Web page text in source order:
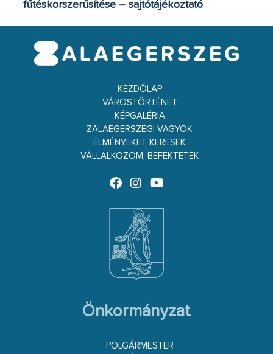
fűtéskorszerűsítése – sajtótájékoztató
KEZDŐLAP
VÁROSTÖRTÉNET
KÉPGALÉRIA
ZALAEGERSZEGI VAGYOK
ÉLMÉNYEKET KERESEK
VÁLLALKOZOM, BEFEKTETEK
Önkormányzat
POLGÁRMESTER